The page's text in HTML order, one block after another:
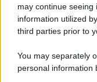
may continue
information utilized
third parties prior to
You may separately
personal information
Motors
Day Travel 365
Cineverse